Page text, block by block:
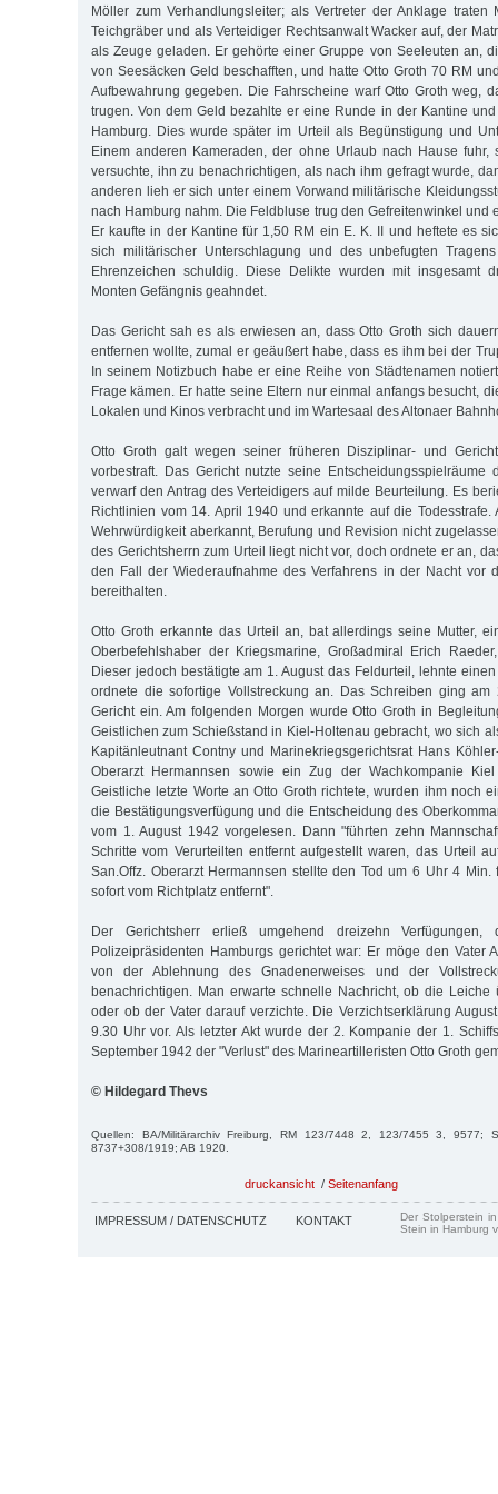
Möller zum Verhandlungsleiter; als Vertreter der Anklage traten
Teichgräber und als Verteidiger Rechtsanwalt Wacker auf, der
als Zeuge geladen. Er gehörte einer Gruppe von Seeleuten an,
von Seesäcken Geld beschafften, und hatte Otto Groth 70 RM
Aufbewahrung gegeben. Die Fahrscheine warf Otto Groth weg,
trugen. Von dem Geld bezahlte er eine Runde in der Kantine
Hamburg. Dies wurde später im Urteil als Begünstigung und
Einem anderen Kameraden, der ohne Urlaub nach Hause
versuchte, ihn zu benachrichtigen, als nach ihm gefragt wurde,
anderen lieh er sich unter einem Vorwand militärische
nach Hamburg nahm. Die Feldbluse trug den Gefreitenwinkel und
Er kaufte in der Kantine für 1,50 RM ein E. K. II und heftete es
sich militärischer Unterschlagung und des unbefugten
Ehrenzeichen schuldig. Diese Delikte wurden mit insgesamt
Monten Gefängnis geahndet.
Das Gericht sah es als erwiesen an, dass Otto Groth sich
entfernen wollte, zumal er geäußert habe, dass es ihm bei der
In seinem Notizbuch habe er eine Reihe von Städtenamen
Frage kämen. Er hatte seine Eltern nur einmal anfangs besucht,
Lokalen und Kinos verbracht und im Wartesaal des Altonaer
Otto Groth galt wegen seiner früheren Disziplinar- und
vorbestraft. Das Gericht nutzte seine Entscheidungsspielräume
verwarf den Antrag des Verteidigers auf milde Beurteilung. Es
Richtlinien vom 14. April 1940 und erkannte auf die Todesstrafe.
Wehrwürdigkeit aberkannt, Berufung und Revision nicht
des Gerichtsherrn zum Urteil liegt nicht vor, doch ordnete er an,
den Fall der Wiederaufnahme des Verfahrens in der Nacht vor
bereithalten.
Otto Groth erkannte das Urteil an, bat allerdings seine Mutter,
Oberbefehlshaber der Kriegsmarine, Großadmiral Erich
Dieser jedoch bestätigte am 1. August das Feldurteil, lehnte
ordnete die sofortige Vollstreckung an. Das Schreiben ging am
Gericht ein. Am folgenden Morgen wurde Otto Groth in
Geistlichen zum Schießstand in Kiel-Holtenau gebracht, wo sich
Kapitänleutnant Contny und Marinekriegsgerichtsrat Hans
Oberarzt Hermannsen sowie ein Zug der Wachkompanie
Geistliche letzte Worte an Otto Groth richtete, wurden ihm noch
die Bestätigungsverfügung und die Entscheidung des
vom 1. August 1942 vorgelesen. Dann "führten zehn
Schritte vom Verurteilten entfernt aufgestellt waren, das Urteil
San.Offz. Oberarzt Hermannsen stellte den Tod um 6 Uhr 4
sofort vom Richtplatz entfernt".
Der Gerichtsherr erließ umgehend dreizehn
Polizeipräsidenten Hamburgs gerichtet war: Er möge den Vater
von der Ablehnung des Gnadenerweises und der
benachrichtigen. Man erwarte schnelle Nachricht, ob die Leiche
oder ob der Vater darauf verzichte. Die Verzichtserklärung
9.30 Uhr vor. Als letzter Akt wurde der 2. Kompanie der 1.
September 1942 der "Verlust" des Marineartilleristen Otto Groth
© Hildegard Thevs
Quellen: BA/Militärarchiv Freiburg, RM 123/7448 2, 123/7455 3, 9577;
8737+308/1919; AB 1920.
druckansicht / Seitenanfang
IMPRESSUM / DATENSCHUTZ KONTAKT
Der Stolperstein
Stein in Hamburg